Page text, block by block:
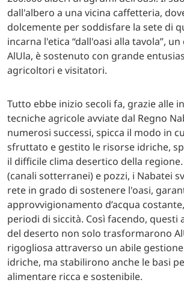
dall'albero a una vicina caffetteria,
dolcemente per soddisfare la sete di
incarna l'etica “dall'oasi alla tavola”,
AlUla, è sostenuto con grande
agricoltori e visitatori.
Tutto ebbe inizio secoli fa, grazie alle
tecniche agricole avviate dal Regno
numerosi successi, spicca il modo in
sfruttato e gestito le risorse idriche,
il difficile clima desertico della
(canali sotterranei) e pozzi, i Nabatei
rete in grado di sostenere l'oasi,
approvvigionamento d’acqua
periodi di siccità. Così facendo, questi
del deserto non solo trasformarono
rigogliosa attraverso un abile
idriche, ma stabilirono anche le basi
alimentare ricca e sostenibile.